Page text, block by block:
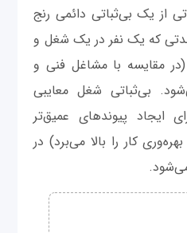
از یک بی‌ثباتی دائمی رنج
که یک نفر در یک شغل و
مقایسه با مشاغل فنی و
بی‌ثباتی شغل معایبی
ایجاد پیوندهای عمیق‌تر
کار را بالا می‌برد) در